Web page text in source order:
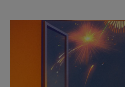
POUR
METTRE
CLIQUER
POUR
RÉACTIVER
LE